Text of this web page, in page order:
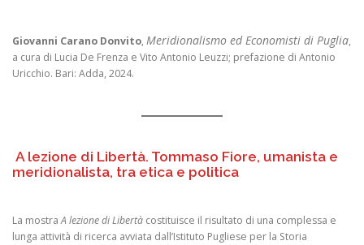
Giovanni Carano Donvito, Meridionalismo ed Economisti di Puglia,
a cura di Lucia De Frenza e Vito Antonio Leuzzi; prefazione di Antonio
Uricchio. Bari: Adda, 2024.
A lezione di Libertà. Tommaso Fiore, umanista e
meridionalista, tra etica e politica
La mostraA lezione di Libertà costituisce il risultato di una complessa e
lunga attività di ricerca avviata dall’Istituto Pugliese per la Storia